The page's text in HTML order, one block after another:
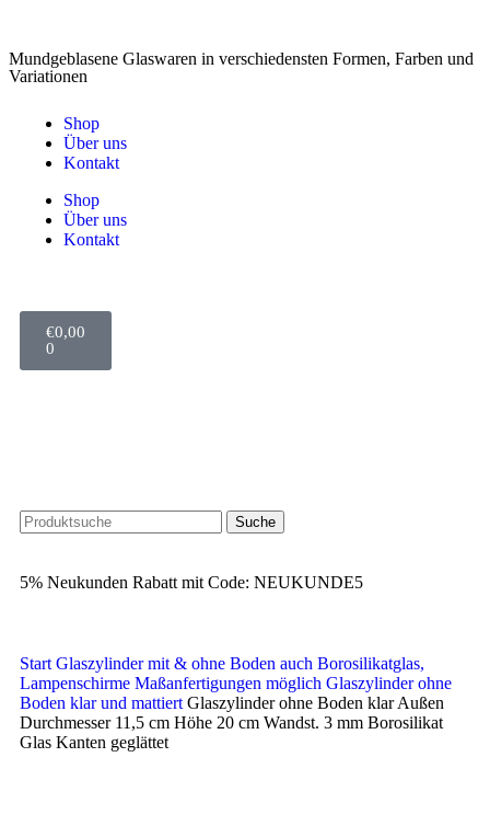
Mundgeblasene Glaswaren in verschiedensten Formen, Farben und
Variationen
Shop
Über uns
Kontakt
Shop
Über uns
Kontakt
€0,00
0
Suche
5% Neukunden Rabatt mit Code: NEUKUNDE5
Start Glaszylinder mit & ohne Boden auch Borosilikatglas,
Lampenschirme Maßanfertigungen möglich Glaszylinder ohne
Boden klar und mattiert Glaszylinder ohne Boden klar Außen
Durchmesser 11,5 cm Höhe 20 cm Wandst. 3 mm Borosilikat
Glas Kanten geglättet